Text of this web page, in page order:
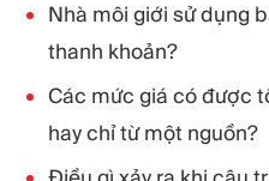
Nhà môi giới sử dụng
thanh khoản?
Các mức giá có được
hay chỉ từ một nguồn?